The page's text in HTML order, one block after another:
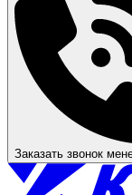
Заказать звонок